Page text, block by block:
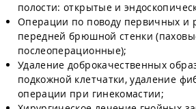
полости: открытые и
Операции по поводу первичных и
передней брюшной стенки
послеоперационные);
Удаление доброкачественных
подкожной клетчатки, удаление
операции при гинекомастии;